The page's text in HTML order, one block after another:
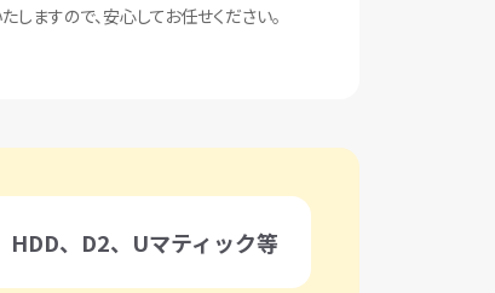
しますので、安心してお任せください。
HDD、D2、Uマティック等